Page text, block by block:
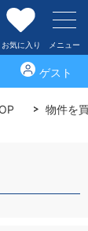
お気に入り メニュー
ゲスト
物件を